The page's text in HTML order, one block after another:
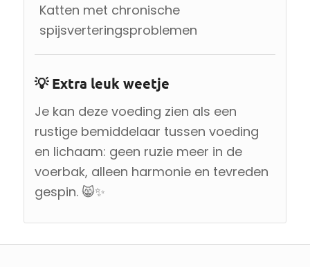
Katten met chronische
spijsverteringsproblemen
💡 Extra leuk weetje
Je kan deze voeding zien als een
rustige bemiddelaar tussen voeding
en lichaam: geen ruzie meer in de
voerbak, alleen harmonie en tevreden
gespin. 😸✨